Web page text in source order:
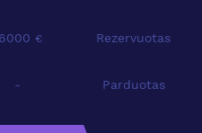
€ Rezervuotas
- Parduotas